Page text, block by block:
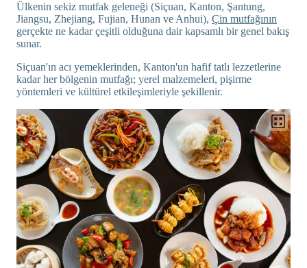
Ülkenin sekiz mutfak geleneği (Siçuan, Kanton, Şantung,
Jiangsu, Zhejiang, Fujian, Hunan ve Anhui), Çin mutfağının
gerçekte ne kadar çeşitli olduğuna dair kapsamlı bir genel bakış
sunar.
Siçuan'ın acı yemeklerinden, Kanton'un hafif tatlı lezzetlerine
kadar her bölgenin mutfağı; yerel malzemeleri, pişirme
yöntemleri ve kültürel etkileşimleriyle şekillenir.